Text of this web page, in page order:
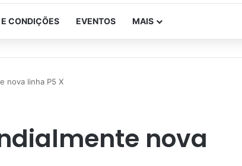
CONDIÇÕES EVENTOS MAIS
nova linha P5 X
nova